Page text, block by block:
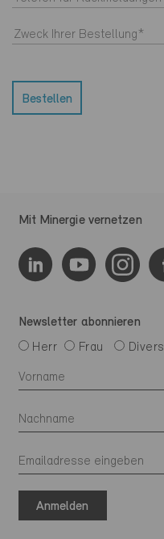
Bestellen
Mit Minergie vernetzen
Newsletter abonnieren
Herr
Frau Divers
Anmelden